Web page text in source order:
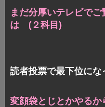
まだ分厚いテレビで
は (２科目)
読者投票で最下位に
変顔袋とじとかやる